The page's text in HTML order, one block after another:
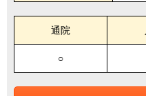
通院
○